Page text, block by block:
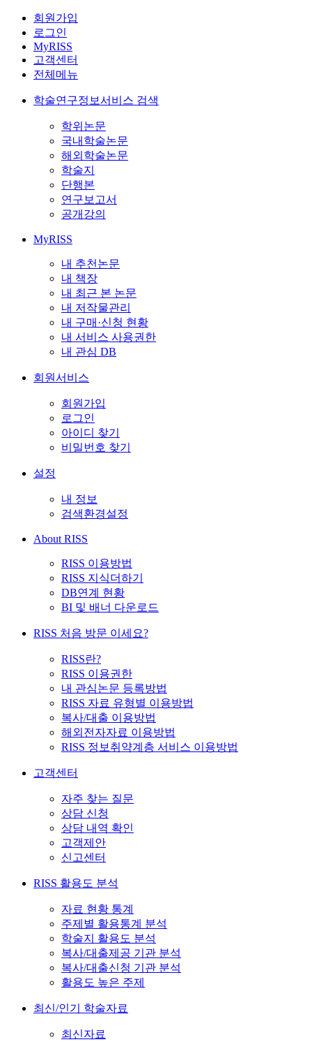
회원가입
로그인
MyRISS
고객센터
전체메뉴
학술연구정보서비스 검색
학위논문
국내학술논문
해외학술논문
학술지
단행본
연구보고서
공개강의
MyRISS
내 추천논문
내 책장
내 최근 본 논문
내 저작물관리
내 구매·신청 현황
내 서비스 사용권한
내 관심 DB
회원서비스
회원가입
로그인
아이디 찾기
비밀번호 찾기
설정
내 정보
검색환경설정
About RISS
RISS 이용방법
RISS 지식더하기
DB연계 현황
BI 및 배너 다운로드
RISS 처음 방문 이세요?
RISS란?
RISS 이용권한
내 관심논문 등록방법
RISS 자료 유형별 이용방법
복사/대출 이용방법
해외전자자료 이용방법
RISS 정보취약계층 서비스 이용방법
고객센터
자주 찾는 질문
상담 신청
상담 내역 확인
고객제안
신고센터
RISS 활용도 분석
자료 현황 통계
주제별 활용통계 분석
학술지 활용도 분석
복사/대출제공 기관 분석
복사/대출신청 기관 분석
활용도 높은 주제
최신/인기 학술자료
최신자료